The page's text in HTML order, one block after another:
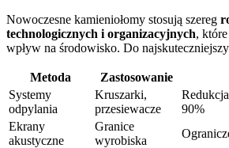
Nowoczesne kamieniołomy stosują szereg
technologicznych i organizacyjnych,
wpływ na środowisko. Do
Metoda Zastosowanie
Systemy
odpylania
Kruszarki,
przesiewacze
90%
Ekrany
akustyczne
Granice
wyrobiska